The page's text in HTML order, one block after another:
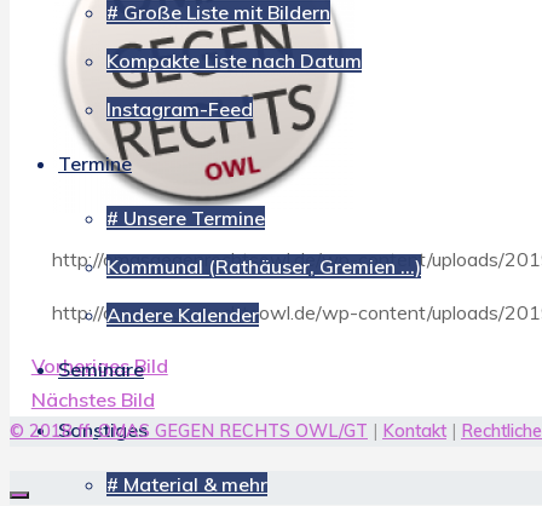
# Große Liste mit Bildern
Kompakte Liste nach Datum
Instagram-Feed
Termine
# Unsere Termine
Kommunal (Rathäuser, Gremien …)
Andere Kalender
Seminare
Sonstiges
# Material & mehr
http://omasgegenrechtsowl.de/wp-content/uploads/
http://omasgegenrechtsowl.de/wp-content/uploads/
Vorheriges Bild
Nächstes Bild
© 2018 ff. OMAS GEGEN RECHTS OWL/GT | Kontakt |